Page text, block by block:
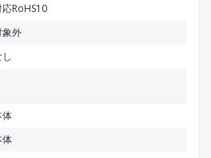
応RoHS10
象外
体
体